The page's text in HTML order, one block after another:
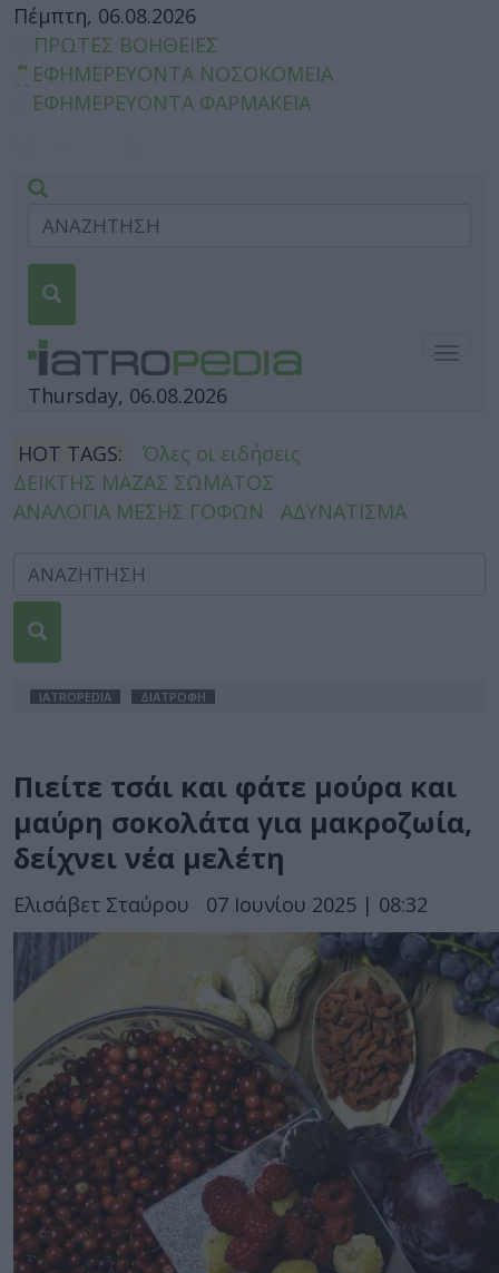
Πέμπτη, 06.08.2026
ΠΡΩΤΕΣ ΒΟΗΘΕΙΕΣ
ΕΦΗΜΕΡΕΥΟΝΤΑ ΝΟΣΟΚΟΜΕΙΑ
ΕΦΗΜΕΡΕΥΟΝΤΑ ΦΑΡΜΑΚΕΙΑ
Thursday, 06.08.2026
HOT TAGS:
Όλες οι ειδήσεις
ΔΕΙΚΤΗΣ ΜΑΖΑΣ ΣΩΜΑΤΟΣ
ΑΝΑΛΟΓΙΑ ΜΕΣΗΣ ΓΟΦΩΝ
ΑΔΥΝΑΤΙΣΜΑ
IATROPEDIA ΔΙΑΤΡΟΦΗ
Πιείτε τσάι και φάτε μούρα και
μαύρη σοκολάτα για μακροζωία,
δείχνει νέα μελέτη
Ελισάβετ Σταύρου 07 Ιουνίου 2025 | 08:32